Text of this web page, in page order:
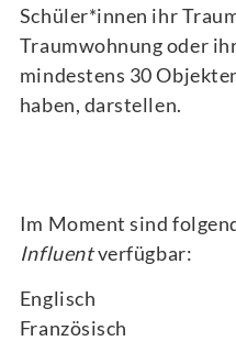
Schüler*innen ihr
Traumwohnung oder
mindestens 30
haben, darstellen.
Im Moment sind
Influentverfügbar:
Englisch
Französisch